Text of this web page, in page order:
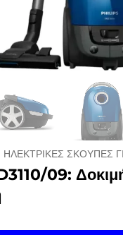
ΗΛΕΚΤΡΙΚΈΣ ΣΚΟΎΠΕΣ
09: